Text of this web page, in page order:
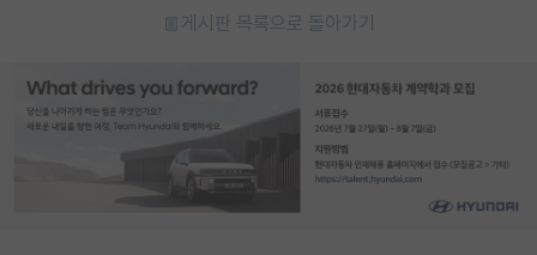
게시판 목록으로 돌아가기